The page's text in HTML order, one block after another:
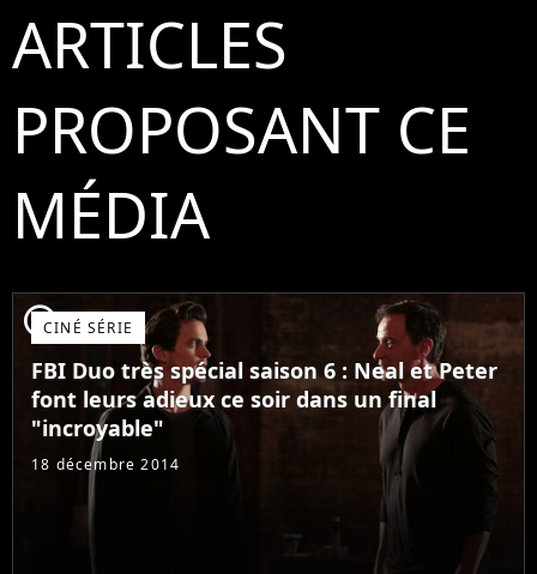
ARTICLES
PROPOSANT CE
MÉDIA
player2CINÉ SÉRIE
FBI Duo très spécial saison 6 : Neal et Peter
font leurs adieux ce soir dans un final
"incroyable"
18 décembre 2014